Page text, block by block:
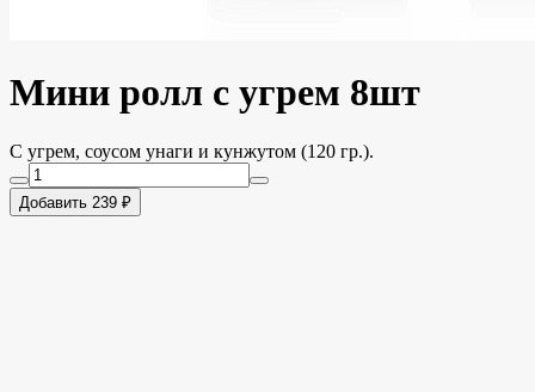
Мини ролл с угрем 8шт
С угрем, соусом унаги и кунжутом (120 гр.).
Добавить 239 ₽